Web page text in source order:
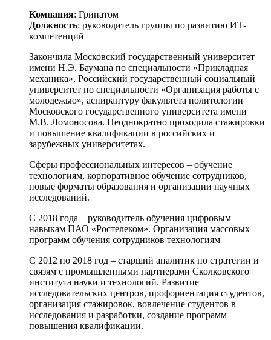
Компания: Гринатом
Должность: руководитель группы по развитию ИТ-
компетенций
Закончила Московский государственный университет
имени Н.Э. Баумана по специальности «Прикладная
механика», Российский государственный социальный
университет по специальности «Организация работы с
молодежью», аспирантуру факультета политологии
Московского государственного университета имени
М.В. Ломоносова. Неоднократно проходила стажировки
и повышение квалификации в российских и
зарубежных университетах.
Сферы профессиональных интересов – обучение
технологиям, корпоративное обучение сотрудников,
новые форматы образования и организации научных
исследований.
С 2018 года – руководитель обучения цифровым
навыкам ПАО «Ростелеком». Организация массовых
программ обучения сотрудников технологиям
С 2012 по 2018 год – старший аналитик по стратегии и
связям с промышленными партнерами Сколковского
института науки и технологий. Развитие
исследовательских центров, профориентация студентов,
организация стажировок, вовлечение студентов в
исследования и разработки, создание программ
повышения квалификации.